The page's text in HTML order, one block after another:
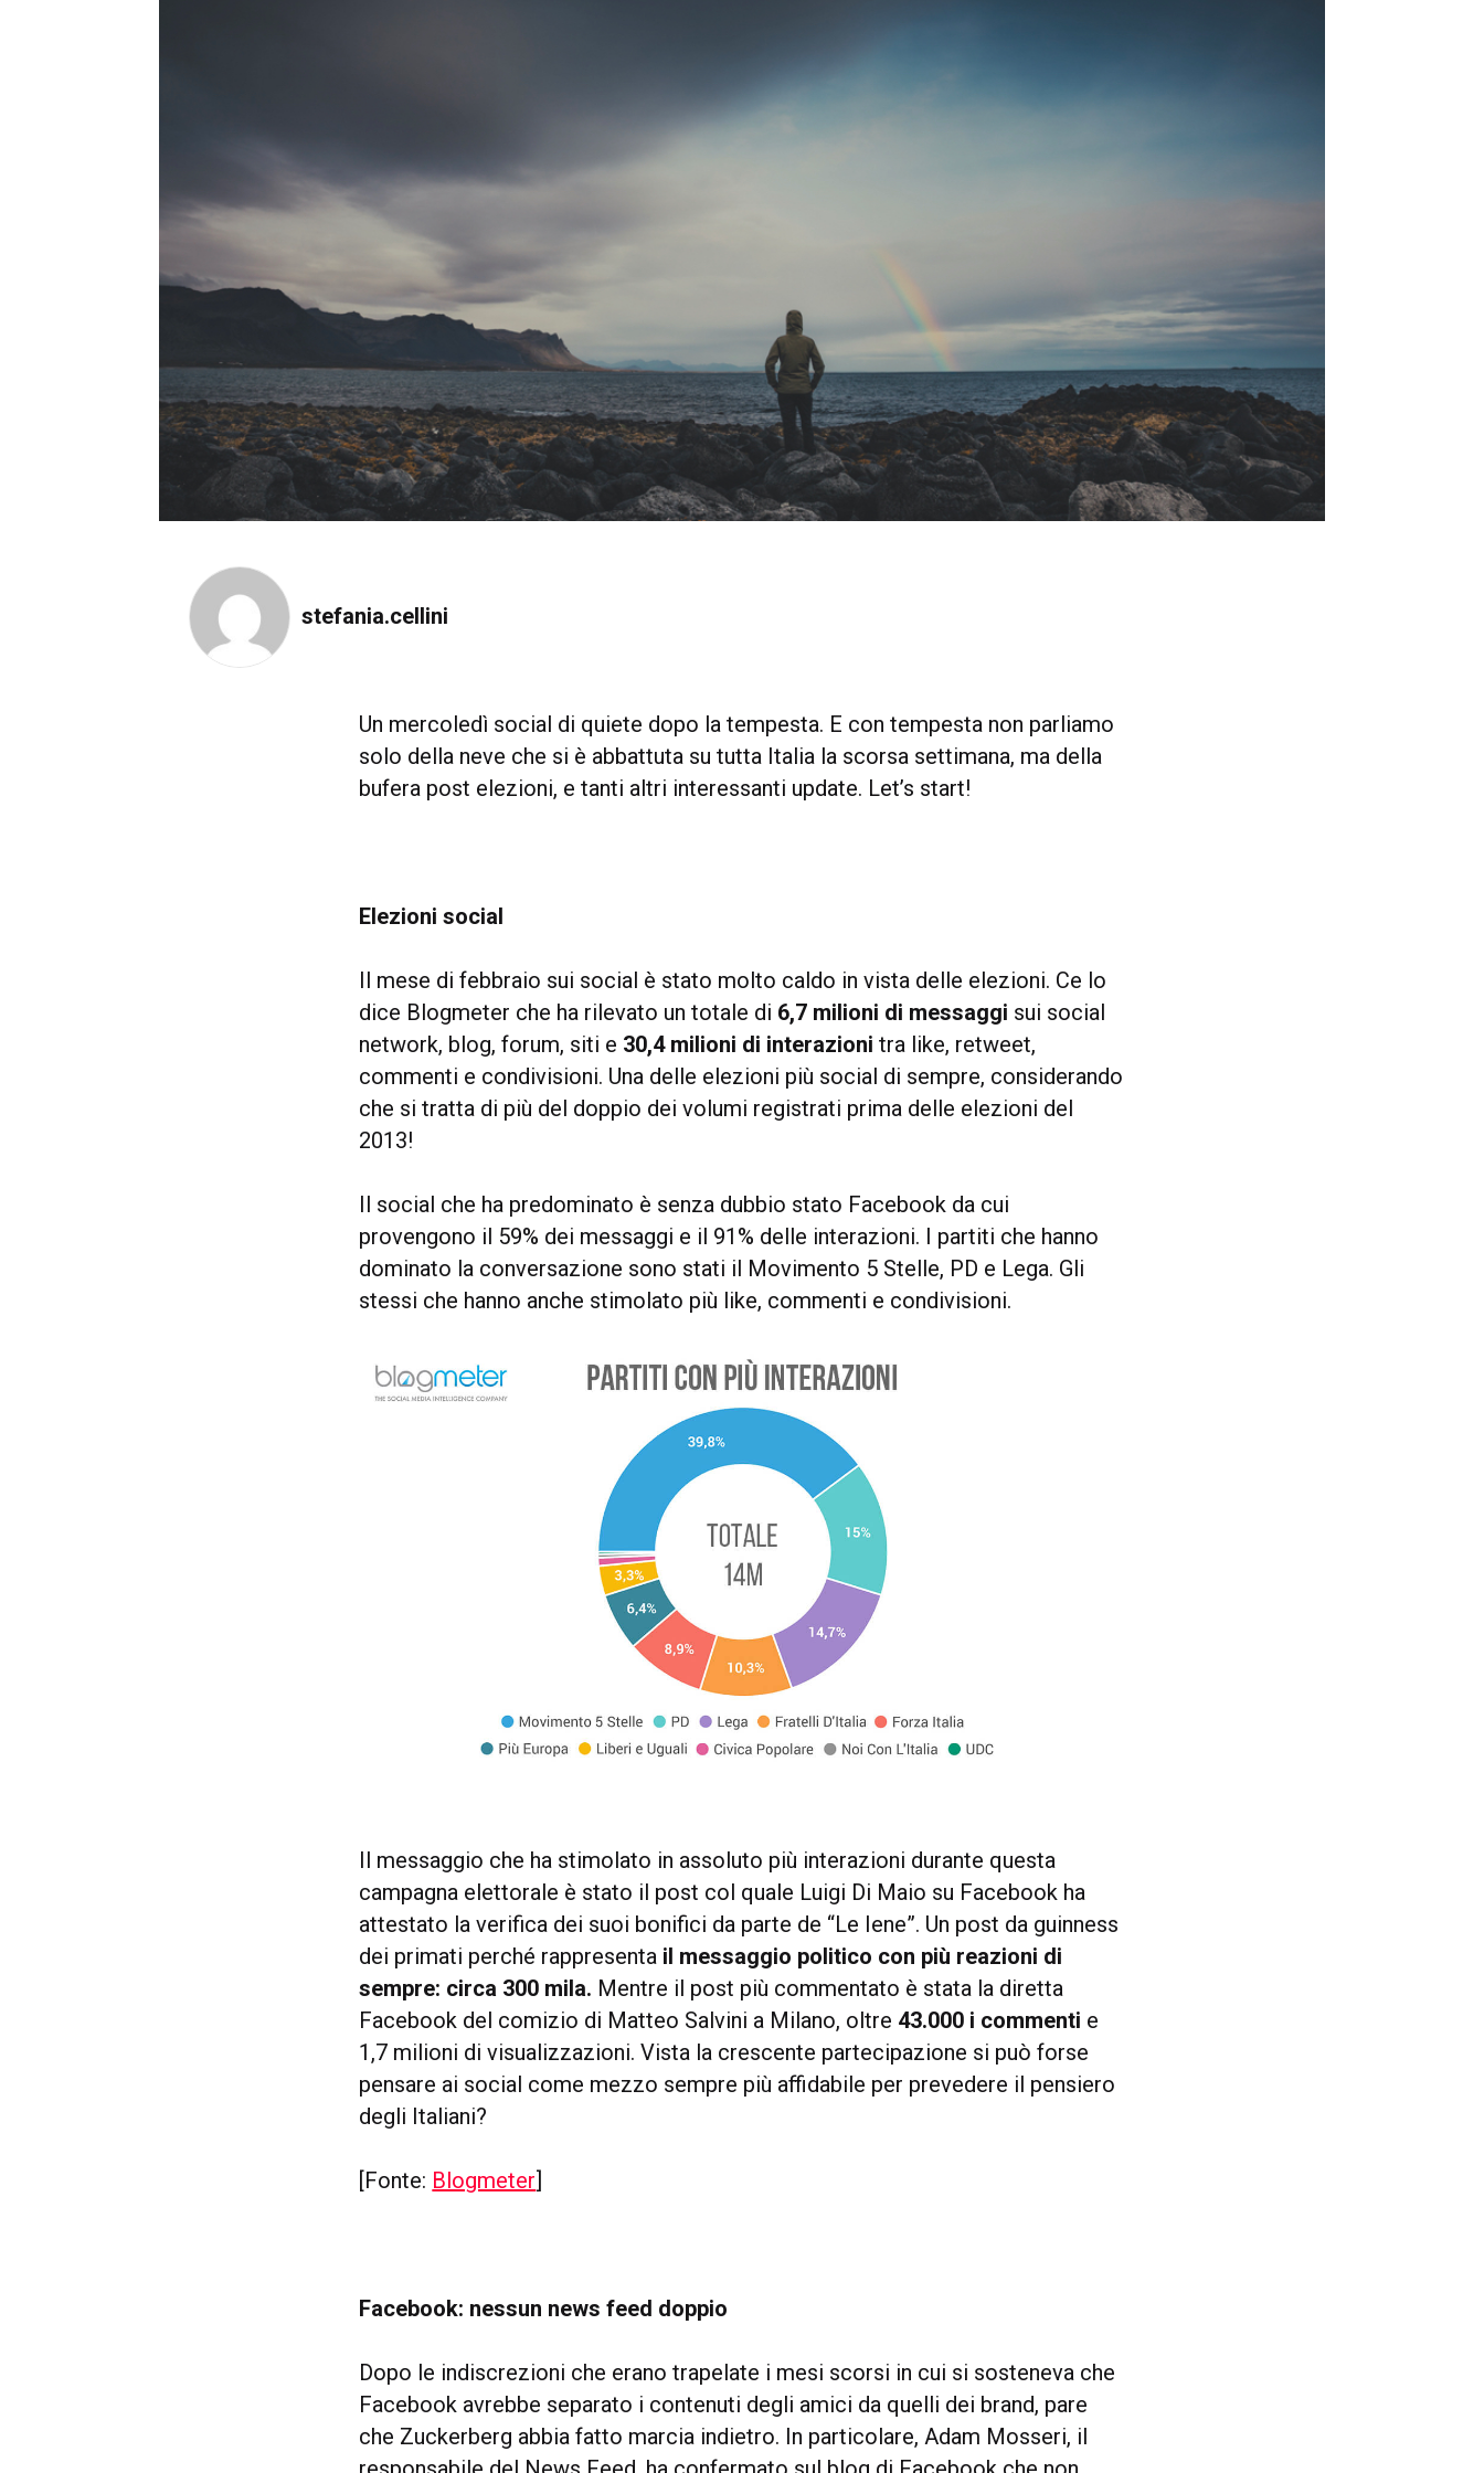
stefania.cellini
Un mercoledì social di quiete dopo la tempesta. E con tempesta non parliamo
solo della neve che si è abbattuta su tutta Italia la scorsa settimana, ma della
bufera post elezioni, e tanti altri interessanti update. Let’s start!
Elezioni social
Il mese di febbraio sui social è stato molto caldo in vista delle elezioni. Ce lo
dice Blogmeter che ha rilevato un totale di 6,7 milioni di messaggi sui social
network, blog, forum, siti e 30,4 milioni di interazioni tra like, retweet,
commenti e condivisioni. Una delle elezioni più social di sempre, considerando
che si tratta di più del doppio dei volumi registrati prima delle elezioni del
2013!
Il social che ha predominato è senza dubbio stato Facebook da cui
provengono il 59% dei messaggi e il 91% delle interazioni. I partiti che hanno
dominato la conversazione sono stati il Movimento 5 Stelle, PD e Lega. Gli
stessi che hanno anche stimolato più like, commenti e condivisioni.
Il messaggio che ha stimolato in assoluto più interazioni durante questa
campagna elettorale è stato il post col quale Luigi Di Maio su Facebook ha
attestato la verifica dei suoi bonifici da parte de “Le Iene”. Un post da guinness
dei primati perché rappresenta il messaggio politico con più reazioni di
sempre: circa 300 mila. Mentre il post più commentato è stata la diretta
Facebook del comizio di Matteo Salvini a Milano, oltre 43.000 i commenti e
1,7 milioni di visualizzazioni. Vista la crescente partecipazione si può forse
pensare ai social come mezzo sempre più affidabile per prevedere il pensiero
degli Italiani?
[Fonte: Blogmeter]
Facebook: nessun news feed doppio
Dopo le indiscrezioni che erano trapelate i mesi scorsi in cui si sosteneva che
Facebook avrebbe separato i contenuti degli amici da quelli dei brand, pare
che Zuckerberg abbia fatto marcia indietro. In particolare, Adam Mosseri, il